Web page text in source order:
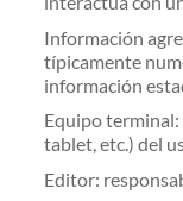
Información
típicamente
información
Equipo
tablet, etc.) del
Editor: